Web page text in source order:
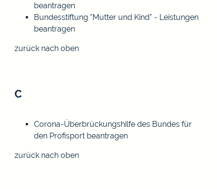
beantragen
Bundesstiftung "Mutter und Kind" - Leistungen
beantragen
zurück nach oben
C
Corona-Überbrückungshilfe des Bundes für
den Profisport beantragen
zurück nach oben